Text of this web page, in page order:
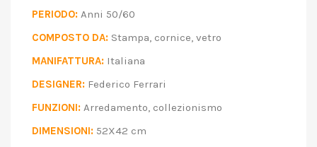
PERIODO: Anni 50/60
COMPOSTO DA: Stampa, cornice, vetro
MANIFATTURA: Italiana
DESIGNER: Federico Ferrari
FUNZIONI: Arredamento, collezionismo
DIMENSIONI: 52X42 cm